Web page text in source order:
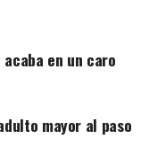
en un caro
mayor al paso